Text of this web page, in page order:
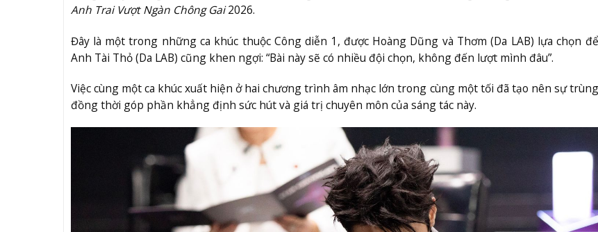
Anh Trai Vượt Ngàn Chông Gai2026.
Đây là một trong những ca khúc thuộc Công diễn 1, được Hoàng Dũng và Thơm (Da LAB) lựa chọn
Anh Tài Thỏ (Da LAB) cũng khen ngợi: “Bài này sẽ có nhiều đội chọn, không đến lượt mình đâu”.
Việc cùng một ca khúc xuất hiện ở hai chương trình âm nhạc lớn trong cùng một tối đã tạo nên sự
đồng thời góp phần khẳng định sức hút và giá trị chuyên môn của sáng tác này.